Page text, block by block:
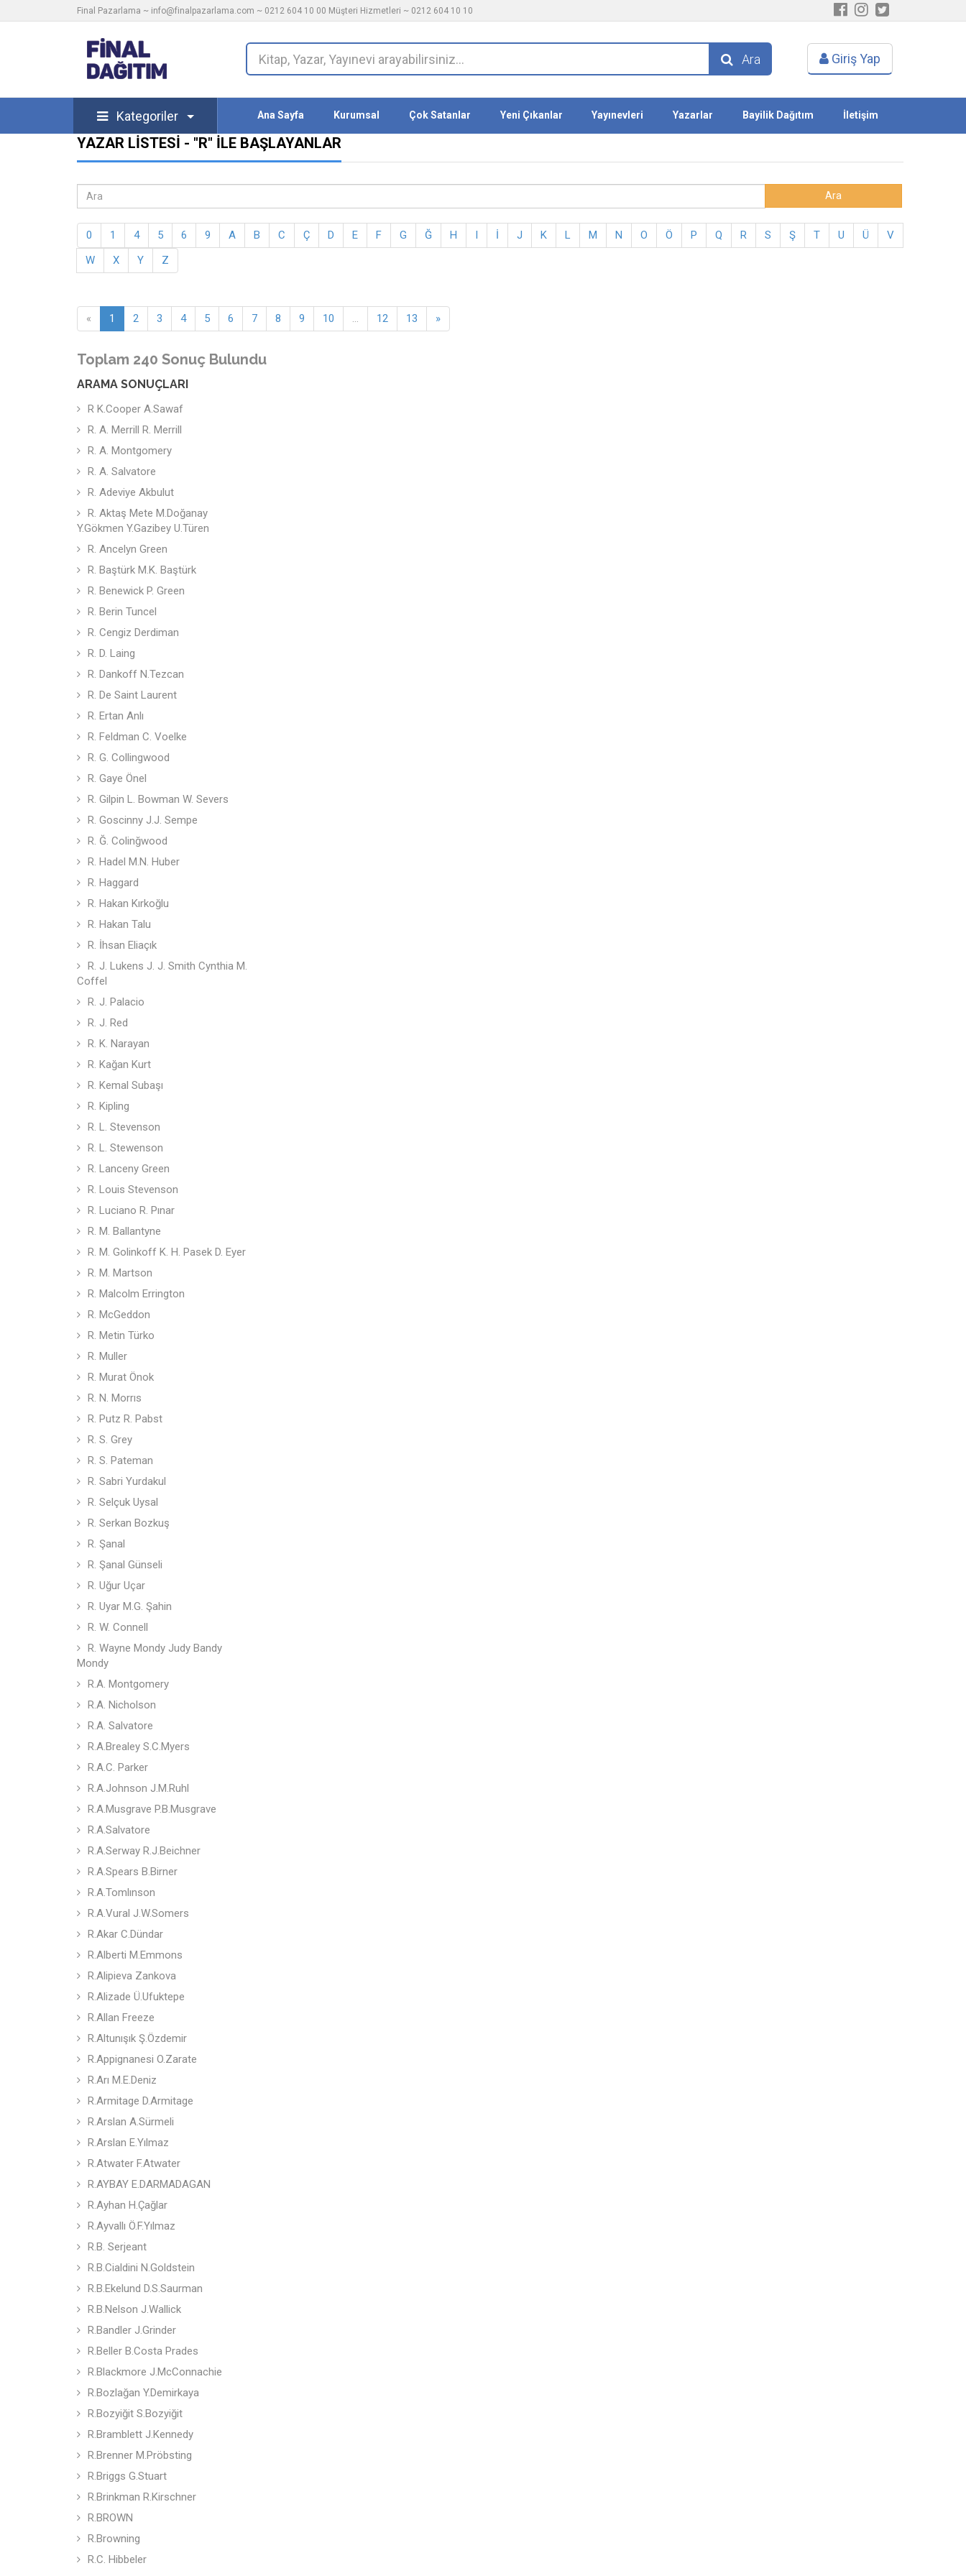
Final Pazarlama ~ info@finalpazarlama.com ~ 0212 604 10 00 Müşteri Hizmetleri ~ 0212 604 10 10
Ara Giriş Yap
Kategoriler Ana Sayfa Kurumsal Çok Satanlar Yeni Çıkanlar Yayınevleri Yazarlar Bayilik Dağıtım İletişim
YAZAR LISTESI - "R" ILE BAŞLAYANLAR
0 1 4 5 6 9 A B C Ç D E F G Ğ H I İ J K L M N O Ö P Q R S Ş T U Ü
V
W
X Y Z
« 1 2 3 4 5 6 7 8 9 10 ... 12 13 »
Toplam 240 Sonuç Bulundu
ARAMA SONUÇLARI
R K.Cooper A.Sawaf
R. A. Merrill R. Merrill
R. A. Montgomery
R. A. Salvatore
R. Adeviye Akbulut
R. Aktaş Mete M.Doğanay
Y.Gökmen Y.Gazibey U.Türen
R. Ancelyn Green
R. Baştürk M.K. Baştürk
R. Benewick P. Green
R. Berin Tuncel
R. Cengiz Derdiman
R. D. Laing
R. Dankoff N.Tezcan
R. De Saint Laurent
R. Ertan Anlı
R. Feldman C. Voelke
R. G. Collingwood
R. Gaye Önel
R. Gilpin L. Bowman W. Severs
R. Goscinny J.J. Sempe
R. Ğ. Colinğwood
R. Hadel M.N. Huber
R. Haggard
R. Hakan Kırkoğlu
R. Hakan Talu
R. İhsan Eliaçık
R. J. Lukens J. J. Smith Cynthia M.
Coffel
R. J. Palacio
R. J. Red
R. K. Narayan
R. Kağan Kurt
R. Kemal Subaşı
R. Kipling
R. L. Stevenson
R. L. Stewenson
R. Lanceny Green
R. Louis Stevenson
R. Luciano R. Pınar
R. M. Ballantyne
R. M. Golinkoff K. H. Pasek D. Eyer
R. M. Martson
R. Malcolm Errington
R. McGeddon
R. Metin Türko
R. Muller
R. Murat Önok
R. N. Morrıs
R. Putz R. Pabst
R. S. Grey
R. S. Pateman
R. Sabri Yurdakul
R. Selçuk Uysal
R. Serkan Bozkuş
R. Şanal
R. Şanal Günseli
R. Uğur Uçar
R. Uyar M.G. Şahin
R. W. Connell
R. Wayne Mondy Judy Bandy
Mondy
R.A. Montgomery
R.A. Nicholson
R.A. Salvatore
R.A.Brealey S.C.Myers
R.A.C. Parker
R.A.Johnson J.M.Ruhl
R.A.Musgrave P.B.Musgrave
R.A.Salvatore
R.A.Serway R.J.Beichner
R.A.Spears B.Birner
R.A.Tomlınson
R.A.Vural J.W.Somers
R.Akar C.Dündar
R.Alberti M.Emmons
R.Alipieva Zankova
R.Alizade Ü.Ufuktepe
R.Allan Freeze
R.Altunışık Ş.Özdemir
R.Appignanesi O.Zarate
R.Arı M.E.Deniz
R.Armitage D.Armitage
R.Arslan A.Sürmeli
R.Arslan E.Yılmaz
R.Atwater F.Atwater
R.AYBAY E.DARMADAGAN
R.Ayhan H.Çağlar
R.Ayvallı Ö.F.Yılmaz
R.B. Serjeant
R.B.Cialdini N.Goldstein
R.B.Ekelund D.S.Saurman
R.B.Nelson J.Wallick
R.Bandler J.Grinder
R.Beller B.Costa Prades
R.Blackmore J.McConnachie
R.Bozlağan Y.Demirkaya
R.Bozyiğit S.Bozyiğit
R.Bramblett J.Kennedy
R.Brenner M.Pröbsting
R.Briggs G.Stuart
R.Brinkman R.Kirschner
R.BROWN
R.Browning
R.C. Hibbeler